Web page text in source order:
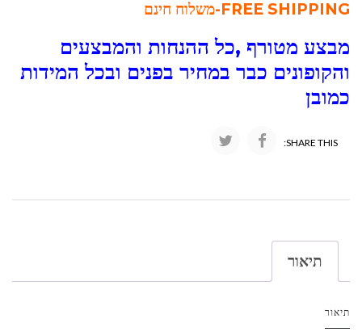
FREE SHIPPING-משלוח חינם
מבצע מטורף ,כל ההנחות והמבצעים
והקופונים כבר במחיר בפנים ובכל המידות
כמובן
SHARE THIS:
תיאור
תיאור